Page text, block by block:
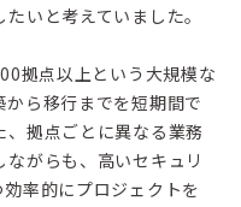
いと考えていました。
拠点以上という大規模な
ら移行までを短期間で
拠点ごとに異なる業務
がらも、高いセキュリ
率的にプロジェクトを